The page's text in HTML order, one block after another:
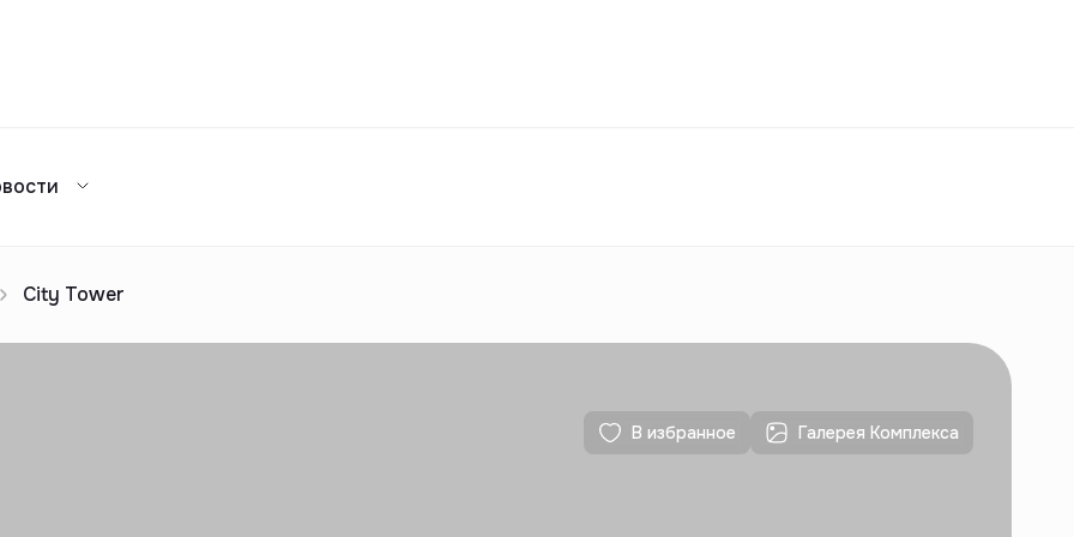
Сдача в 2025
City Tower
В избранное Галерея Комплекса